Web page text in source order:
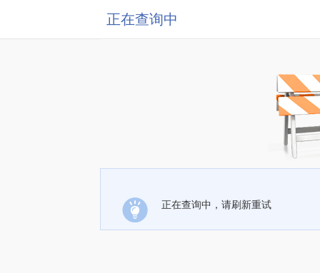
正在查询中
正在查询中，请刷新重试